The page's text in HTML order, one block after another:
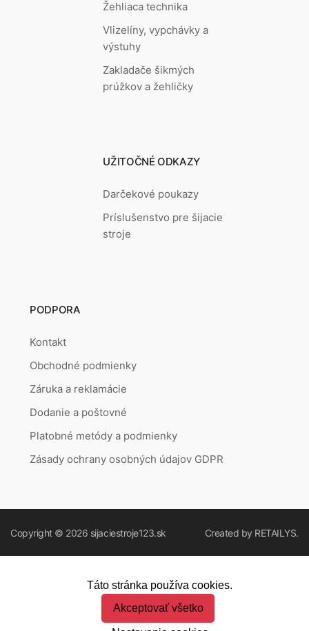
Žehliaca technika
Vlizelíny, vypchávky a
výstuhy
Zakladače šikmých
prúžkov a žehličky
UŽITOČNÉ ODKAZY
Darčekové poukazy
Príslušenstvo pre šijacie
stroje
PODPORA
Kontakt
Obchodné podmienky
Záruka a reklamácie
Dodanie a poštovné
Platobné metódy a podmienky
Zásady ochrany osobných údajov GDPR
Copyright © 2026 sijaciestroje123.sk Created by RETAILYS.
Táto stránka používa cookies.
Akceptovať všetko